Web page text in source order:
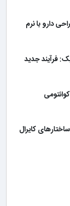
دارو با نرم
فرآیند جدید
کایرال